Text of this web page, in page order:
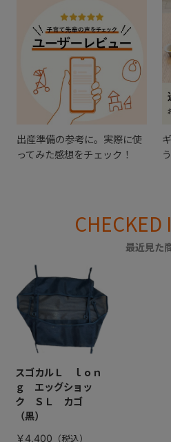
出産準備の参考に。実際に使
ってみた感想をチェック！
CHECKED
最近見た
スゴカルＬ ｌｏｎ
ｇ エッグショッ
ク ＳＬ カゴ
（黒）
￥4,400